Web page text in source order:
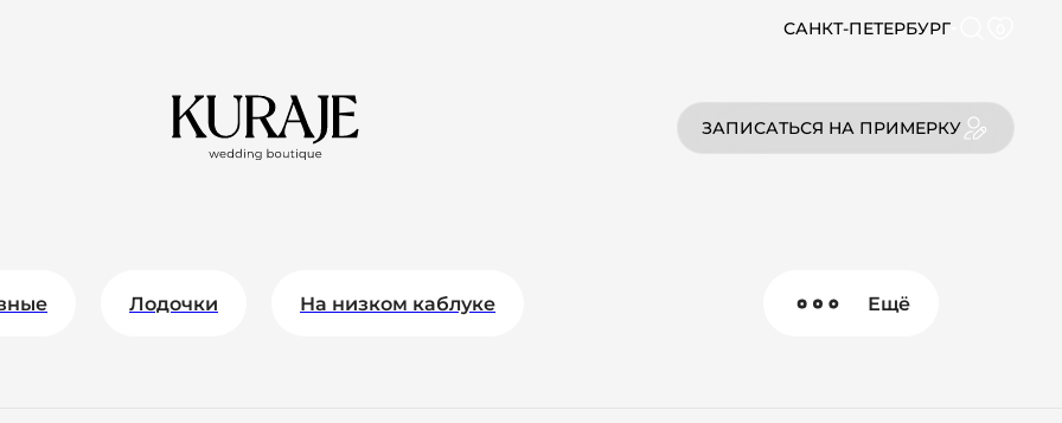
САНКТ-ПЕТЕРБУРГ
ЗАПИСАТЬСЯ НА ПРИМЕРКУ
Лодочки На низком каблуке Ещё